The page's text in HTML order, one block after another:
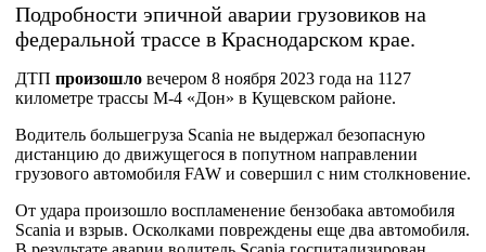
Подробности эпичной аварии грузовиков на
федеральной трассе в Краснодарском крае.
ДТП произошло вечером 8 ноября 2023 года на 1127
километре трассы М-4 «Дон» в Кущевском районе.
Водитель большегруза Scania не выдержал безопасную
дистанцию до движущегося в попутном направлении
грузового автомобиля FAW и совершил с ним столкновение.
От удара произошло воспламенение бензобака автомобиля
Scania и взрыв. Осколками повреждены еще два автомобиля.